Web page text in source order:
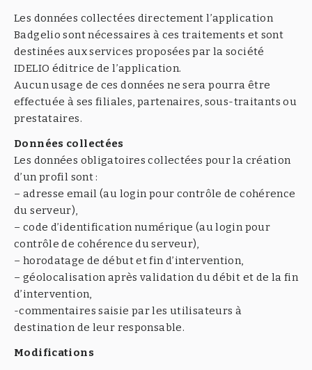
Les données collectées directement l’application
Badgelio sont nécessaires à ces traitements et sont
destinées aux services proposées par la société
IDELIO éditrice de l’application.
Aucun usage de ces données ne sera pourra être
effectuée à ses filiales, partenaires, sous-traitants ou
prestataires.
Données collectées
Les données obligatoires collectées pour la création
d’un profil sont :
– adresse email (au login pour contrôle de cohérence
du serveur),
– code d’identification numérique (au login pour
contrôle de cohérence du serveur),
– horodatage de début et fin d’intervention,
– géolocalisation après validation du débit et de la fin
d’intervention,
-commentaires saisie par les utilisateurs à
destination de leur responsable.
Modifications